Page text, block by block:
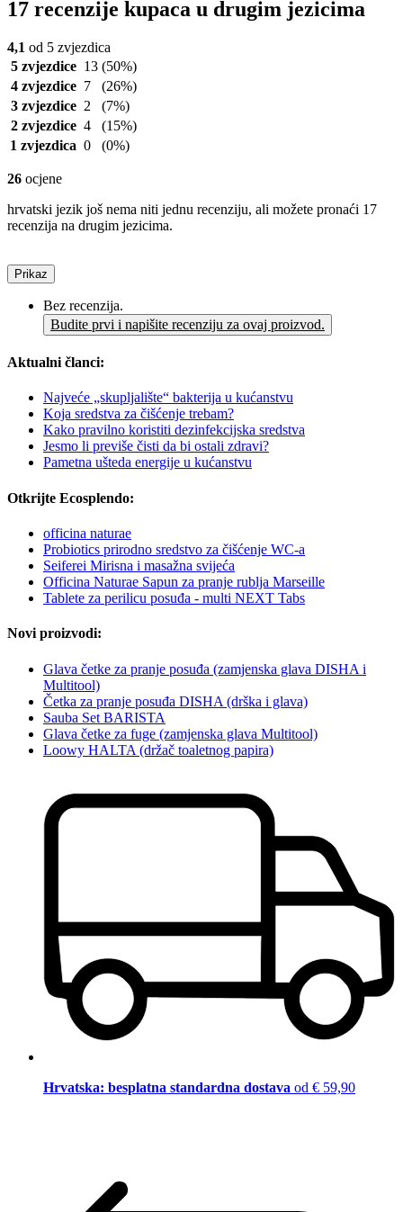
17 recenzije kupaca u drugim jezicima
4,1 od 5 zvjezdica
5 zvjezdice 13 (50%)
4 zvjezdice 7
(26%)
3 zvjezdice 2
(7%)
2 zvjezdice 4
(15%)
1 zvjezdica 0 (0%)
26 ocjene
hrvatski jezik još nema niti jednu recenziju, ali možete pronaći 17
recenzija na drugim jezicima.
Prikaz
Bez recenzija.
Budite prvi i napišite recenziju za ovaj proizvod.
Aktualni članci:
Najveće „skupljalište“ bakterija u kućanstvu
Koja sredstva za čišćenje trebam?
Kako pravilno koristiti dezinfekcijska sredstva
Jesmo li previše čisti da bi ostali zdravi?
Pametna ušteda energije u kućanstvu
Otkrijte Ecosplendo:
officina naturae
Probiotics prirodno sredstvo za čišćenje WC-a
Seiferei Mirisna i masažna svijeća
Officina Naturae Sapun za pranje rublja Marseille
Tablete za perilicu posuđa - multi NEXT Tabs
Novi proizvodi:
Glava četke za pranje posuđa (zamjenska glava DISHA i
Multitool)
Četka za pranje posuđa DISHA (drška i glava)
Sauba Set BARISTA
Glava četke za fuge (zamjenska glava Multitool)
Loowy HALTA (držač toaletnog papira)
Hrvatska: besplatna standardna dostava od € 59,90